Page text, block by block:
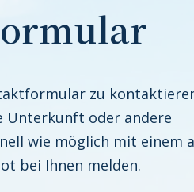
zu
Unterkunft oder andere
wie möglich mit einem
bei Ihnen melden.